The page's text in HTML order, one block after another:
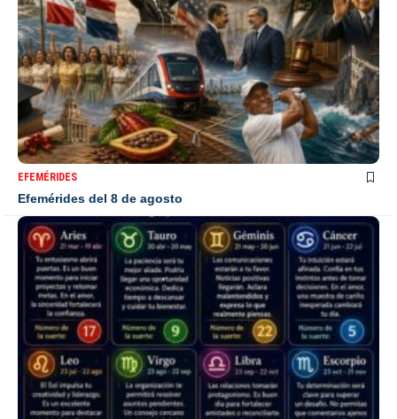
EFEMÉRIDES
Efemérides del 8 de agosto